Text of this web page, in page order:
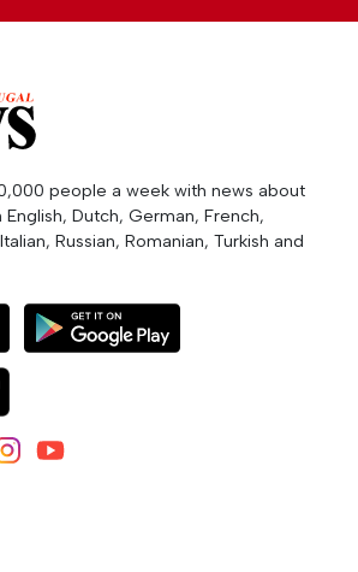
people a week with news about
Dutch, German, French,
Russian, Romanian, Turkish and